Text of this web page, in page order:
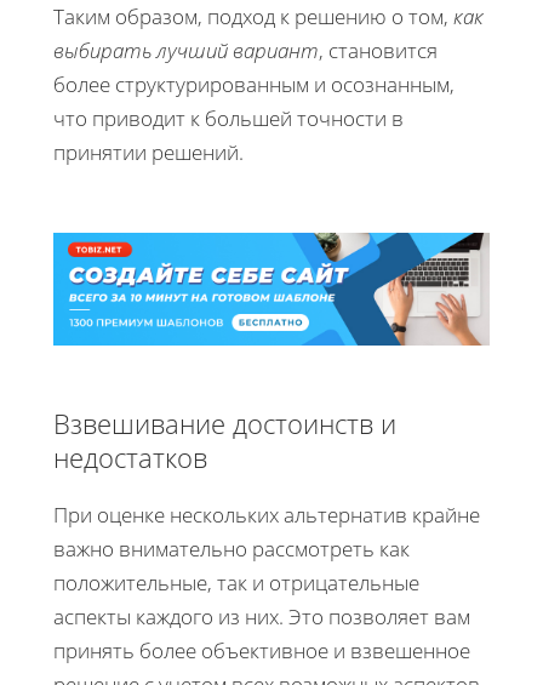
Таким образом, подход к решению о том, как
выбирать лучший вариант, становится
более структурированным и осознанным,
что приводит к большей точности в
принятии решений.
Взвешивание достоинств и
недостатков
При оценке нескольких альтернатив крайне
важно внимательно рассмотреть как
положительные, так и отрицательные
аспекты каждого из них. Это позволяет вам
принять более объективное и взвешенное